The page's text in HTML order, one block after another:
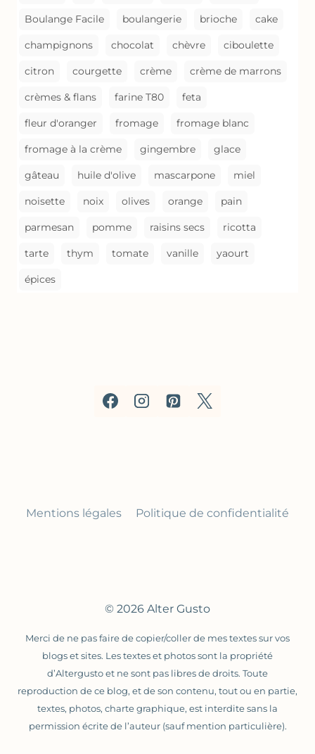
Boulange Facile boulangerie brioche cake
champignons chocolat chèvre ciboulette
citron courgette crème crème de marrons
crèmes & flans farine T80 feta
fleur d'oranger fromage fromage blanc
fromage à la crème gingembre glace
gâteau huile d'olive mascarpone miel
noisette noix olives orange pain
parmesan pomme raisins secs ricotta
tarte thym tomate vanille yaourt
épices
Mentions légales Politique de confidentialité
© 2026 Alter Gusto
Merci de ne pas faire de copier/coller de mes textes sur vos
blogs et sites. Les textes et photos sont la propriété
d’Altergusto et ne sont pas libres de droits. Toute
reproduction de ce blog, et de son contenu, tout ou en partie,
textes, photos, charte graphique, est interdite sans la
permission écrite de l’auteur (sauf mention particulière).